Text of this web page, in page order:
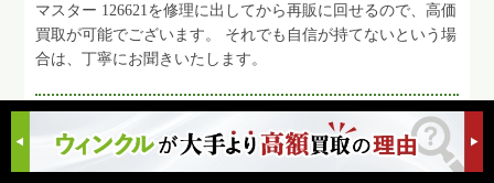
マスター 126621を修理に出してから再販に回せるので、高価
買取が可能でございます。 それでも自信が持てないという場
合は、丁寧にお聞きいたします。